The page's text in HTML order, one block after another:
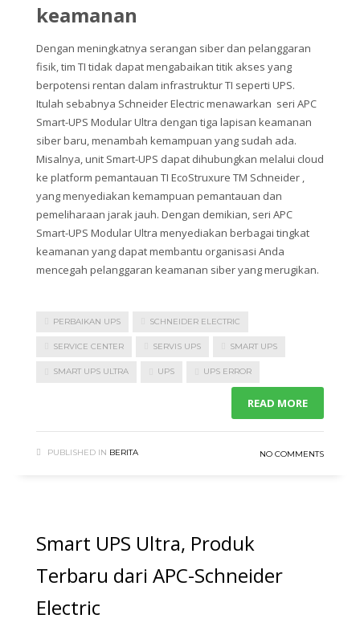
keamanan
Dengan meningkatnya serangan siber dan pelanggaran
fisik, tim TI tidak dapat mengabaikan titik akses yang
berpotensi rentan dalam infrastruktur TI seperti UPS.
Itulah sebabnya Schneider Electric menawarkan seri APC
Smart-UPS Modular Ultra dengan tiga lapisan keamanan
siber baru, menambah kemampuan yang sudah ada.
Misalnya, unit Smart-UPS dapat dihubungkan melalui cloud
ke platform pemantauan TI EcoStruxure TM Schneider ,
yang menyediakan kemampuan pemantauan dan
pemeliharaan jarak jauh. Dengan demikian, seri APC
Smart-UPS Modular Ultra menyediakan berbagai tingkat
keamanan yang dapat membantu organisasi Anda
mencegah pelanggaran keamanan siber yang merugikan.
PERBAIKAN UPS SCHNEIDER ELECTRIC
SERVICE CENTER SERVIS UPS SMART UPS
SMART UPS ULTRA UPS UPS ERROR
READ MORE
PUBLISHED IN BERITA NO COMMENTS
Smart UPS Ultra, Produk
Terbaru dari APC-Schneider
Electric